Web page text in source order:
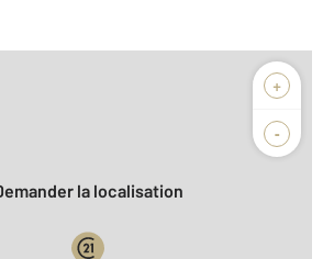
+
-
Biens vendus
Demander la localisation